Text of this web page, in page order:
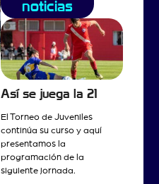
noticias
Así se juega la 21
El Torneo de Juveniles
continúa su curso y aquí
presentamos la
programación de la
siguiente jornada.